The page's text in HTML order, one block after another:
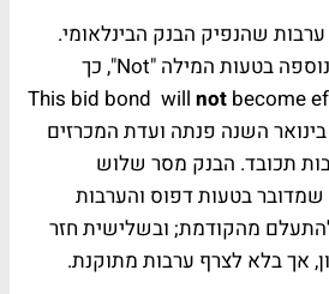
שהנפיק הבנק הבינלאומי.
במשפט הראשון שלה נוספה בטעות המילה "Not", כך
This bid bond will not become
השנה פנתה ועדת המכרזים
תכובד. הבנק מסר שלוש
שמדובר בטעות דפוס והערבות
מהקודמת; ובשלישית חזר
אך בלא לצרף ערבות מתוקנת.